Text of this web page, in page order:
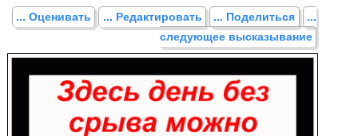
... Оценивать ... Редактировать ... Поделиться
...
следующее высказывание